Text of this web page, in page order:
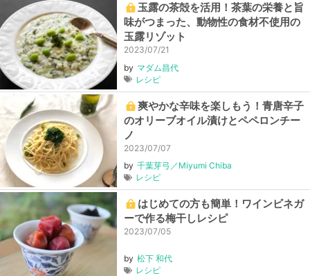
玉露の茶殻を活用！茶葉の栄養と旨
味がつまった、動物性の食材不使用の
玉露リゾット
2023/07/21
by マダム昌代
レシピ
爽やかな辛味を楽しもう！青唐辛子
のオリーブオイル漬けとペペロンチー
ノ
2023/07/07
by 千葉芽弓／Miyumi Chiba
レシピ
はじめての方も簡単！ワインビネガ
ーで作る梅干しレシピ
2023/07/05
by 松下 和代
レシピ